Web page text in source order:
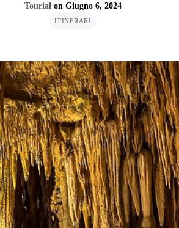
Tourialon Giugno 6, 2024
ITINERARI